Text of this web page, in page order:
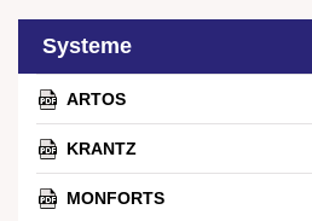
Systeme
ARTOS
KRANTZ
MONFORTS